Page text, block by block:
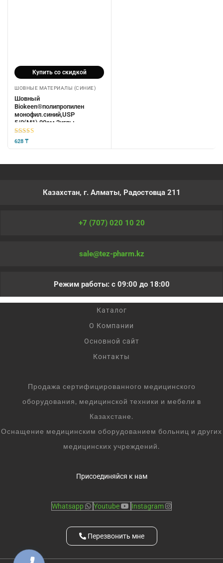
Купить со скидкой
ШОВНЫЕ МАТЕРИАЛЫ (СИНИЕ)
Шовный
Biokeen®полипропилен
монофил.синий,USP
5/0(М1),90см,2иглы
кол.18мм,1/2,нерас.стер
5из 5
628 ₸
Казахстан, г. Алматы, Радостовца 211
+7 (707) 020 10 20
sale@tez-pharm.kz
Режим работы: с 09:00 до 18:00
Каталог
О Компании
Основной сайт
Контакты
Продажа сертифицированного медицинского
оборудования, медицинской техники и мебели в
Казахстане.
Оснащение медицинским оборудованием больниц и других
медицинских учреждений.
Присоединяйся к нам
Whatsapp Youtube Instagram
Перезвонить мне